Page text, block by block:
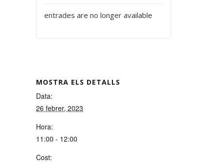
MOSTRA ELS DETALLS
Data:
26 febrer, 2023
Hora:
11:00 - 12:00
Cost:
entrades are no longer available